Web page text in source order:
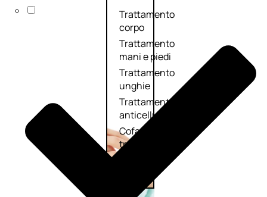
Trattamento
corpo
Trattamento
mani e piedi
Trattamento
unghie
Trattamento
anticellulite
Cofanetti
trattamento